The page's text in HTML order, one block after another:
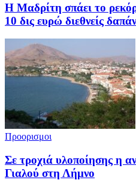
Η Μαδρίτη σπάει το
10 δις ευρώ διεθνείς
Προορισμοι
Σε τροχιά υλοποίησης η
Γιαλού στη Λήμνο